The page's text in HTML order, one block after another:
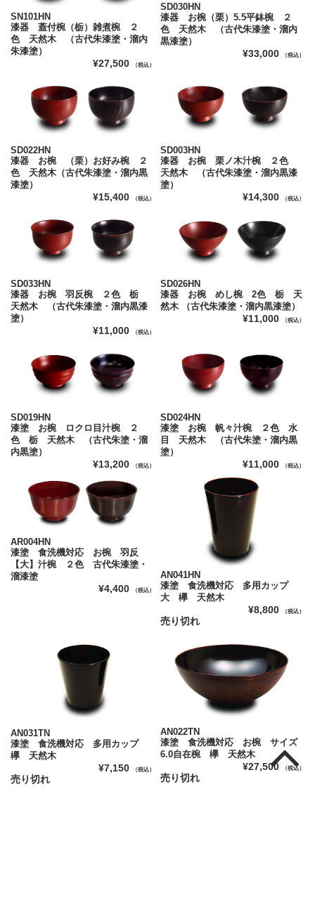
SN101HN
漆器 蓋付椀（栃）雑煮椀 ２
色 天然木 （古代朱漆塗・溜内
朱漆塗）
¥27,500 （税込）
SD030HN
漆器 お椀（栗）5.5平鉢椀 ２
色 天然木 （古代朱漆塗・溜内
黒漆塗）
¥33,000 （税込）
SD022HN
漆器 お椀 （栗）お好み椀 ２
色 天然木（古代朱漆塗・溜内黒
漆塗）
¥15,400 （税込）
SD003HN
漆器 お椀 栗ノ木汁椀 ２色
天然木 （古代朱漆塗・溜内黒漆
塗）
¥14,300 （税込）
SD033HN
漆器 お椀 羽反椀 ２色 栃
天然木 （古代朱漆塗・溜内黒漆
塗）
¥11,000 （税込）
SD026HN
漆器 お椀 めし椀 2色 栃 天
然木 （古代朱漆塗・溜内黒漆塗）
¥11,000 （税込）
SD019HN
漆塗 お椀 ロクロ目汁椀 ２
色 栃 天然木 （古代朱塗・溜
内黒塗）
¥13,200 （税込）
SD024HN
漆塗 お椀 帆々汁椀 ２色 水
目 天然木 （古代朱塗・溜内黒
塗）
¥11,000 （税込）
AR004HN
漆塗 食洗機対応 お椀 羽反
【大】汁椀 ２色 古代朱漆塗・
溜漆塗
¥4,400 （税込）
AN041HN
漆塗 食洗機対応 多用カップ
大 欅 天然木
¥8,800 （税込）
売り切れ
AN031TN
漆塗 食洗機対応 多用カップ
欅 天然木
¥7,150 （税込）
売り切れ
AN022TN
漆塗 食洗機対応 お椀 サイズ
6.0自在椀 欅 天然木
¥27,500 （税込）
売り切れ